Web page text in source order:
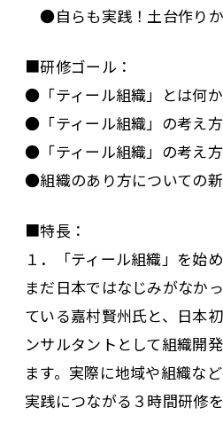
●自らも実践！土台作り
■研修ゴール：
●「ティール組織」とは何
●「ティール組織」の考え
●「ティール組織」の考え
●組織のあり方についての
■特長：
１．「ティール組織」を始
まだ日本ではなじみがなか
ている嘉村賢州氏と、日本
ンサルタントとして組織開
ます。実際に地域や組織な
実践につながる３時間研修を